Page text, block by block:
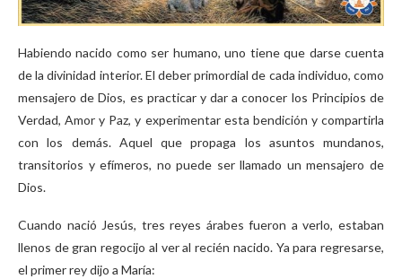
Habiendo nacido como ser humano, uno tiene que darse cuenta
de la divinidad interior. El deber primordial de cada individuo, como
mensajero de Dios, es practicar y dar a conocer los Principios de
Verdad, Amor y Paz, y experimentar esta bendición y compartirla
con los demás. Aquel que propaga los asuntos mundanos,
transitorios y efímeros, no puede ser llamado un mensajero de
Dios.
Cuando nació Jesús, tres reyes árabes fueron a verlo, estaban
llenos de gran regocijo al ver al recién nacido. Ya para regresarse,
el primer rey dijo a María: